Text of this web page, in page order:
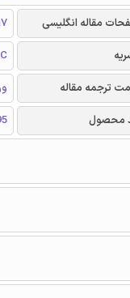
مقاله انگلیسی
ترجمه مقاله
محصول